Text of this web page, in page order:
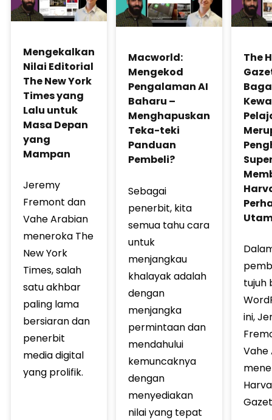
Mengekalkan
Nilai Editorial
The New York
Times yang
Lalu untuk
Masa Depan
yang
Mampan
Jeremy
Fremont dan
Vahe Arabian
meneroka The
New York
Times, salah
satu akhbar
paling lama
bersiaran dan
penerbit
media digital
yang prolifik.
Macworld:
Mengekod
Pengalaman AI
Baharu –
Menghapuskan
Teka-teki
Panduan
Pembeli?
Sebagai
penerbit, kita
semua tahu cara
untuk
menjangkau
khalayak adalah
dengan
menjangka
permintaan dan
mendahului
kemuncaknya
dengan
menyediakan
nilai yang tepat
The
tujuh
ini,
Vahe